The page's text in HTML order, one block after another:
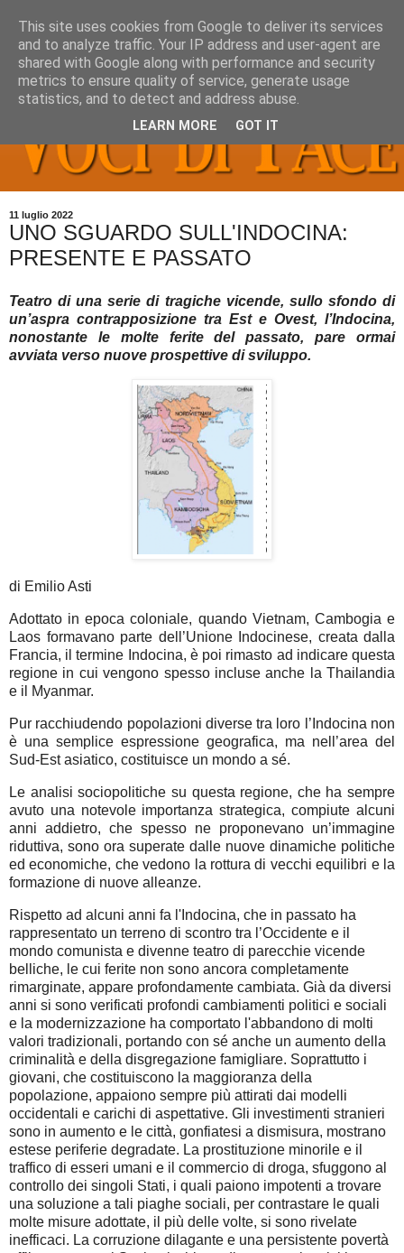
11 luglio 2022
UNO SGUARDO SULL'INDOCINA:
PRESENTE E PASSATO
Teatro di una serie di tragiche vicende, sullo sfondo di
un’aspra contrapposizione tra Est e Ovest, l’Indocina,
nonostante le molte ferite del passato, pare ormai
avviata verso nuove prospettive di sviluppo.
di Emilio Asti
Adottato in epoca coloniale, quando Vietnam, Cambogia e
Laos formavano parte dell’Unione Indocinese, creata dalla
Francia, il termine Indocina, è poi rimasto ad indicare questa
regione in cui vengono spesso incluse anche la Thailandia
e il Myanmar.
Pur racchiudendo popolazioni diverse tra loro l’Indocina non
è una semplice espressione geografica, ma nell’area del
Sud-Est asiatico, costituisce un mondo a sé.
Le analisi sociopolitiche su questa regione, che ha sempre
avuto una notevole importanza strategica, compiute alcuni
anni addietro, che spesso ne proponevano un’immagine
riduttiva, sono ora superate dalle nuove dinamiche politiche
ed economiche, che vedono la rottura di vecchi equilibri e la
formazione di nuove alleanze.
Rispetto ad alcuni anni fa l'Indocina, che in passato ha
rappresentato un terreno di scontro tra l’Occidente e il
mondo comunista e divenne teatro di parecchie vicende
belliche, le cui ferite non sono ancora completamente
rimarginate, appare profondamente cambiata. Già da diversi
anni si sono verificati profondi cambiamenti politici e sociali
e la modernizzazione ha comportato l'abbandono di molti
valori tradizionali, portando con sé anche un aumento della
criminalità e della disgregazione famigliare. Soprattutto i
giovani, che costituiscono la maggioranza della
popolazione, appaiono sempre più attirati dai modelli
occidentali e carichi di aspettative. Gli investimenti stranieri
sono in aumento e le città, gonfiatesi a dismisura, mostrano
estese periferie degradate. La prostituzione minorile e il
traffico di esseri umani e il commercio di droga, sfuggono al
controllo dei singoli Stati, i quali paiono impotenti a trovare
una soluzione a tali piaghe sociali, per contrastare le quali
molte misure adottate, il più delle volte, si sono rivelate
inefficaci. La corruzione dilagante e una persistente povertà
This site uses cookies from Google to deliver its services
and to analyze traffic. Your IP address and user-agent are
shared with Google along with performance and security
metrics to ensure quality of service, generate usage
statistics, and to detect and address abuse.
LEARN MORE GOT IT